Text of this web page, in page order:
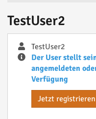
TestUser2
TestUser2
Der User stellt
angemeldeten
Verfügung
Jetzt registrieren